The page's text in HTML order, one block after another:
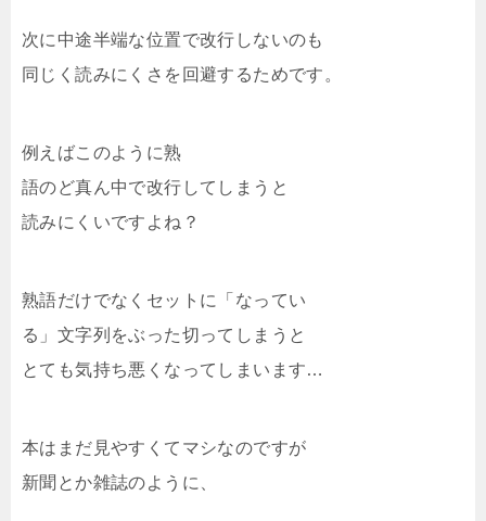
次に中途半端な位置で改行しないのも
同じく読みにくさを回避するためです。
例えばこのように熟
語のど真ん中で改行してしまうと
読みにくいですよね？
熟語だけでなくセットに「なってい
る」文字列をぶった切ってしまうと
とても気持ち悪くなってしまいます…
本はまだ見やすくてマシなのですが
新聞とか雑誌のように、